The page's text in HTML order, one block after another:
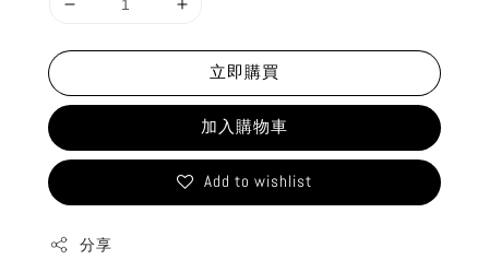
立即購買
加入購物車
Add to wishlist
分享